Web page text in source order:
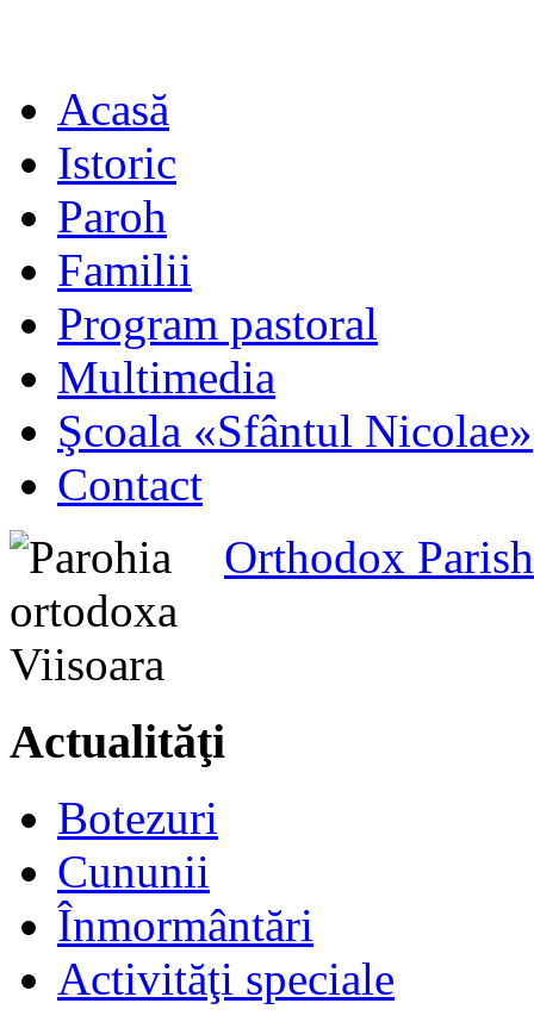
Acasă
Istoric
Paroh
Familii
Program pastoral
Multimedia
Şcoala «Sfântul Nicolae»
Contact
Orthodox
Actualităţi
Botezuri
Cununii
Înmormântări
Activităţi speciale